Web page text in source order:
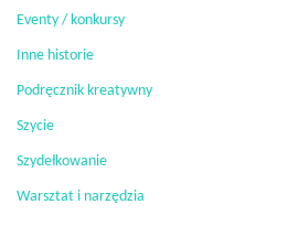
Eventy / konkursy
Inne historie
Podręcznik kreatywny
Szycie
Szydełkowanie
Warsztat i narzędzia